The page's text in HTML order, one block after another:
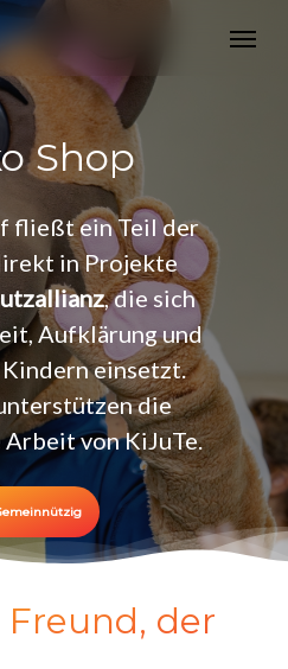
Menu
Shop
fließt ein Teil der
in Projekte
, die sich
Aufklärung und
einsetzt.
die
von KiJuTe.
Freund, der